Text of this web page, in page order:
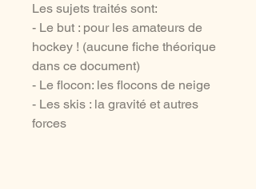
Les sujets traités sont:
- Le but : pour les amateurs de
hockey ! (aucune fiche théorique
dans ce document)
- Le flocon: les flocons de neige
- Les skis : la gravité et autres
forces